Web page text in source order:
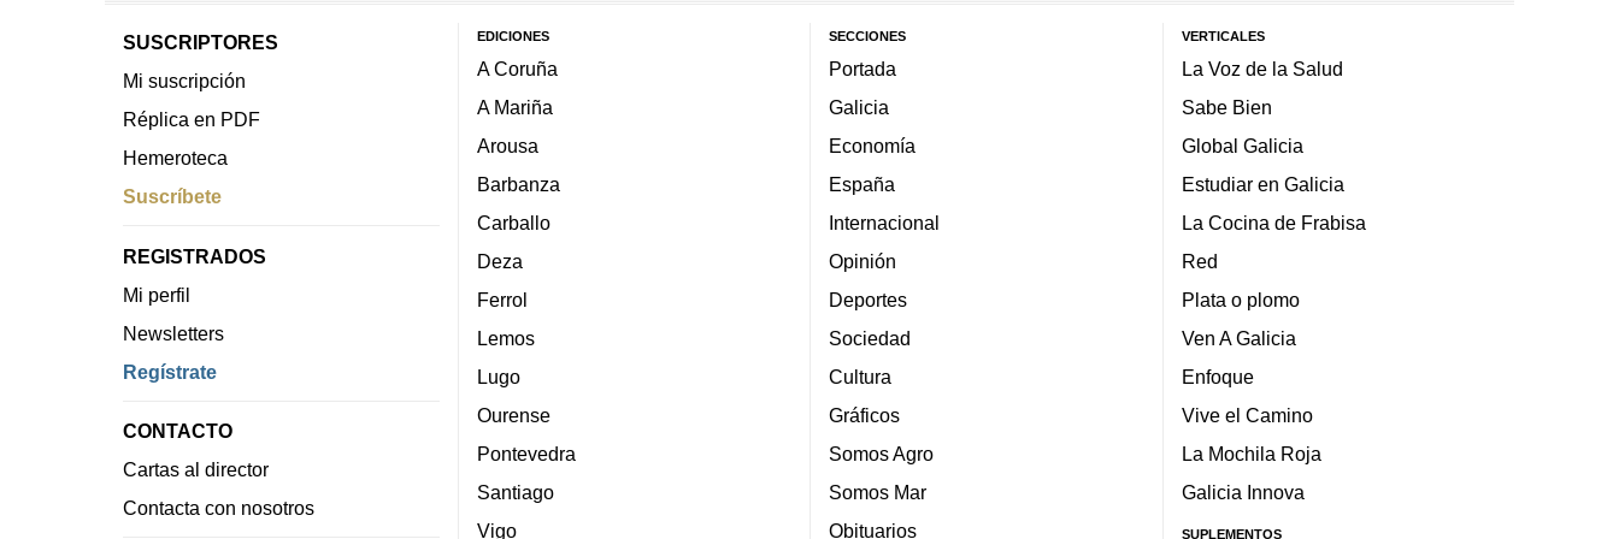
SUSCRIPTORES
Mi suscripción
Réplica en PDF
Hemeroteca
Suscríbete
REGISTRADOS
Mi perfil
Newsletters
Regístrate
CONTACTO
Cartas al director
Contacta con nosotros
EDICIONES
A Coruña
A Mariña
Arousa
Barbanza
Carballo
Deza
Ferrol
Lemos
Lugo
Ourense
Pontevedra
Santiago
Vigo
SECCIONES
Portada
Galicia
Economía
España
Internacional
Opinión
Deportes
Sociedad
Cultura
Gráficos
Somos Agro
Somos Mar
Obituarios
VERTICALES
La Voz de la Salud
Sabe Bien
Global Galicia
Estudiar en Galicia
La Cocina de Frabisa
Red
Plata o plomo
Ven A Galicia
Enfoque
Vive el Camino
La Mochila Roja
Galicia Innova
SUPLEMENTOS